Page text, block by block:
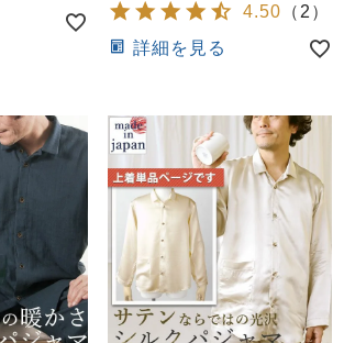
秋
すべての生地一覧はこちら
羽織・バスロ
ーブ
ガールズ長袖 ガールズ半袖 ワンピース
4.50 （ 2 ）
詳細を見る